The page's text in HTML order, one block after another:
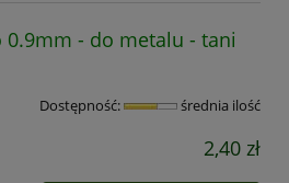
0.9mm - do metalu - tani
Dostępność: średnia ilość
2,40 zł